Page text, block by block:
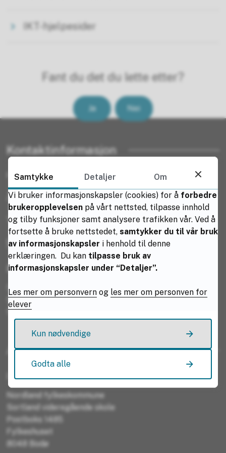
IKT-hjelpesider
Fant du det du lette etter?
Ja Nei
Kontaktinformasjon
Rektor:Mette Elisabeth Paulsen
Åpningstid: 8:00-15:30
Tlf: 75 65 55 00
E-postadresse
Besøksadresser / leveringsadresser pakke:
Sortland vgs, Parkveien 7, Sortland
Sortland vgs, skolested Øksnes, Støveien 18, Myre
Sortland vgs, skolested Kleiva, Sortland
Adresser
Postadresse:
Nordland fylkeskommune
Sortland videregående skole
Postboks 1485
Fylkeshuset
8048 Bodø
Samtykke Detaljer
Om
Vi bruker informasjonskapsler (cookies) for å forbedre
brukeropplevelsen på vårt nettsted, tilpasse innhold
og tilby funksjoner samt analysere trafikken vår. Ved å
fortsette å bruke nettstedet, samtykker du til vår bruk
av informasjonskapsler i henhold til denne
erklæringen. Du kan tilpasse bruk av
informasjonskapsler under “Detaljer”.
Les mer om personvern og les mer om personven for
elever
Kun nødvendige
Godta alle